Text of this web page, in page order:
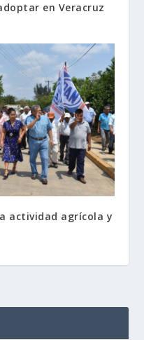
en Veracruz
actividad agrícola y